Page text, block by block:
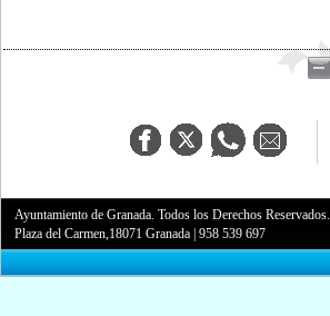
Ayuntamiento de Granada. Todos los Derechos Reservados.
Plaza del Carmen,18071 Granada |958 539 697